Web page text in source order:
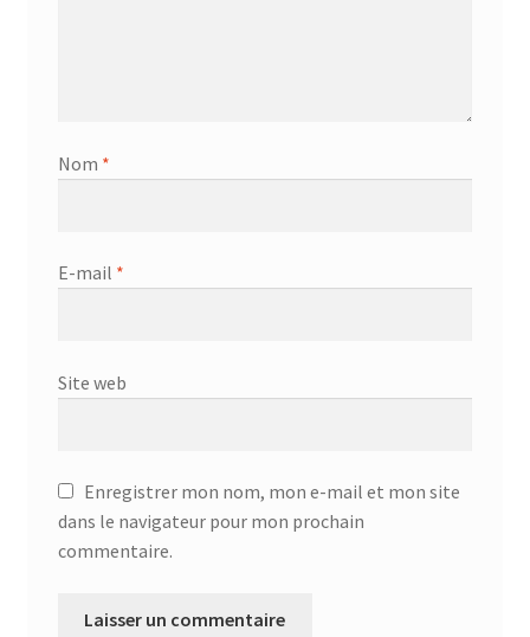
Nom *
E-mail *
Site web
Enregistrer mon nom, mon e-mail et mon site
dans le navigateur pour mon prochain
commentaire.